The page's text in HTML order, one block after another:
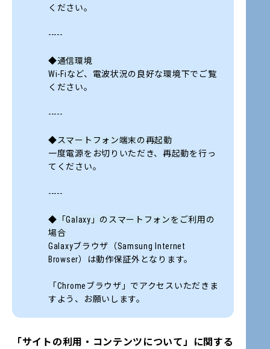
ください。
-----
◆通信環境
Wi-Fiなど、電波状況の良好な環境下でご覧
ください。
-----
◆スマートフォン端末の再起動
一度電源をお切りいただき、再起動を行っ
てください。
-----
◆「Galaxy」のスマートフォンをご利用の
場合
Galaxyブラウザ（Samsung Internet
Browser）は動作保証外となります。
「Chromeブラウザ」でアクセスいただきま
すよう、お願いします。
「サイトの利用・コンテンツについて」に関する